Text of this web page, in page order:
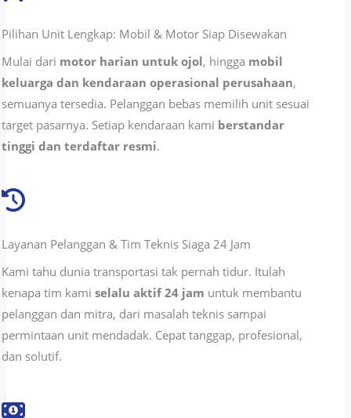
Pilihan Unit Lengkap: Mobil & Motor Siap Disewakan
Mulai dari motor harian untuk ojol, hingga mobil
keluarga dan kendaraan operasional perusahaan,
semuanya tersedia. Pelanggan bebas memilih unit sesuai
target pasarnya. Setiap kendaraan kami berstandar
tinggi dan terdaftar resmi.
Layanan Pelanggan & Tim Teknis Siaga 24 Jam
Kami tahu dunia transportasi tak pernah tidur. Itulah
kenapa tim kamiselalu aktif 24 jam untuk membantu
pelanggan dan mitra, dari masalah teknis sampai
permintaan unit mendadak. Cepat tanggap, profesional,
dan solutif.